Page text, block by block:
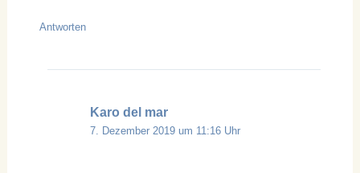
Antworten
Karo del mar
7. Dezember 2019 um 11:16 Uhr